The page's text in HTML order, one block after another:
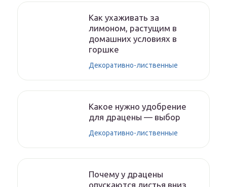
Как ухаживать за
лимоном, растущим в
домашних условиях в
горшке
Декоративно-лиственные
Какое нужно удобрение
для драцены — выбор
Декоративно-лиственные
Почему у драцены
опускаются листья вниз